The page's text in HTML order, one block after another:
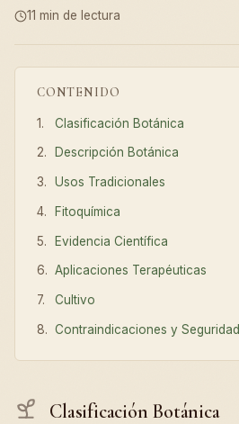
11 min de lectura
CONTENIDO
Clasificación Botánica
Descripción Botánica
Usos Tradicionales
Fitoquímica
Evidencia Científica
Aplicaciones Terapéuticas
Cultivo
Contraindicaciones y Seguridad
Clasificación Botánica